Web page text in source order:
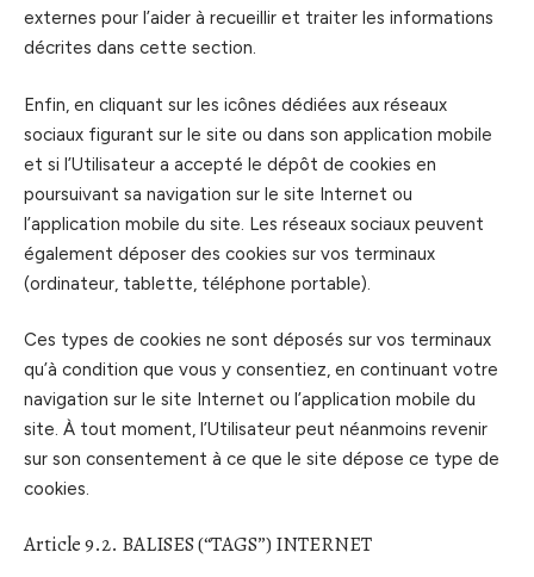
externes pour l’aider à recueillir et traiter les informations
décrites dans cette section.
Enfin, en cliquant sur les icônes dédiées aux réseaux
sociaux figurant sur le site ou dans son application mobile
et si l’Utilisateur a accepté le dépôt de cookies en
poursuivant sa navigation sur le site Internet ou
l’application mobile du site. Les réseaux sociaux peuvent
également déposer des cookies sur vos terminaux
(ordinateur, tablette, téléphone portable).
Ces types de cookies ne sont déposés sur vos terminaux
qu’à condition que vous y consentiez, en continuant votre
navigation sur le site Internet ou l’application mobile du
site. À tout moment, l’Utilisateur peut néanmoins revenir
sur son consentement à ce que le site dépose ce type de
cookies.
Article 9.2. BALISES (“TAGS”) INTERNET